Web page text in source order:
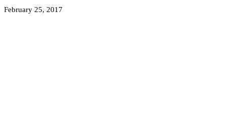
February 25, 2017